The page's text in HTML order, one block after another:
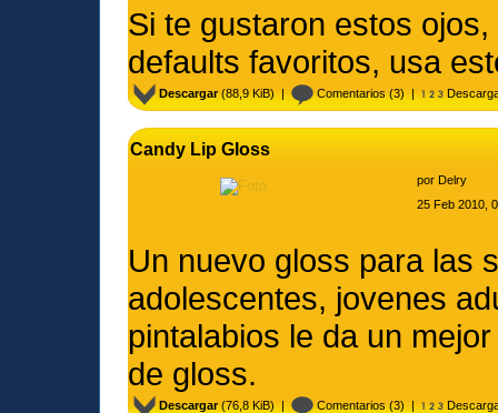
Si te gustaron estos
defaults favoritos, usa
Descargar(88,9 KiB) | Comentarios (3) |
Candy Lip Gloss
por Delry
25 Feb 2010,
Un nuevo gloss para las
adolescentes, jovenes
pintalabios le da un
de gloss.
Descargar(76,8 KiB) | Comentarios (3) |